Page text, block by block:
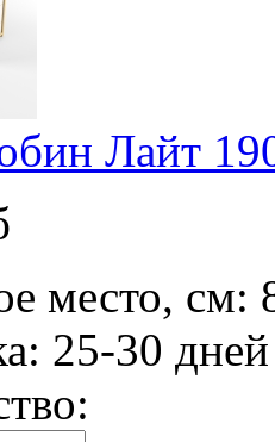
Лайт
место, см:
25-30 дней